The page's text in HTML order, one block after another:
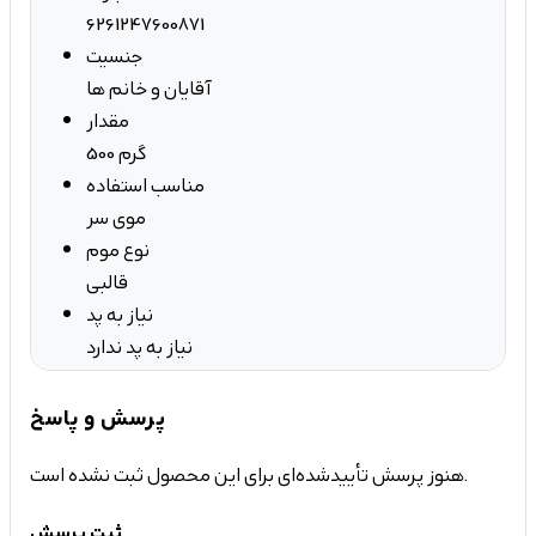
6261247600871
جنسیت
آقایان و خانم ها
مقدار
500 گرم
مناسب استفاده
موی سر
نوع موم
قالبی
نیاز به پد
نیاز به پد ندارد
پرسش و پاسخ
هنوز پرسش تأییدشده‌ای برای این محصول ثبت نشده است.